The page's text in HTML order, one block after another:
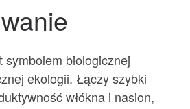
symbolem biologicznej
ekologii. Łączy szybki
włókna i nasion,